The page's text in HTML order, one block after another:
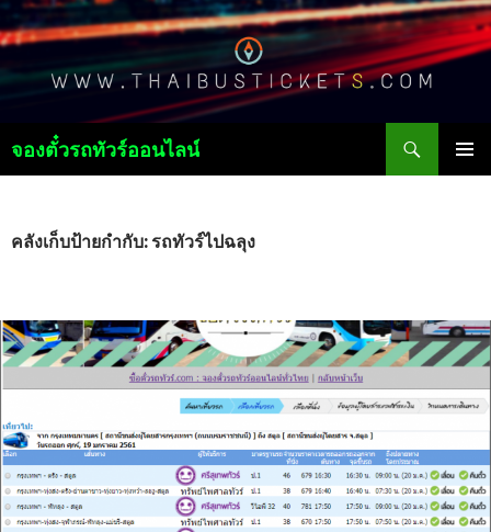
จองตั๋วรถทัวร์ออนไลน์
เนื้อหา
คลังเก็บป้ายกำกับ: รถทัวร์ไปฉลุง